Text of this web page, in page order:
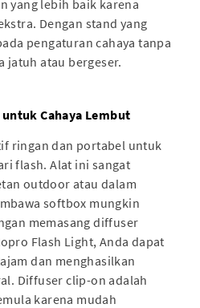
yang lebih baik karena
Dengan stand yang
pengaturan cahaya tanpa
jatuh atau bergeser.
Cahaya Lembut
ringan dan portabel untuk
flash. Alat ini sangat
outdoor atau dalam
softbox mungkin
memasang diffuser
Flash Light, Anda dapat
dan menghasilkan
Diffuser clip-on adalah
karena mudah